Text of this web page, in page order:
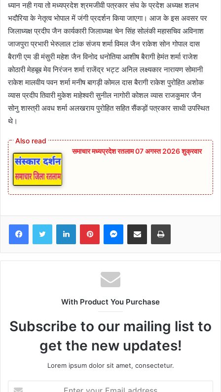
ध्यान नही गया तो मध्यप्रदेश श्रमजीवी पत्रकार संघ के प्रदेश अध्यक्ष शलभ
भदौरिया के नेतृत्व भोपाल में जंगी प्रदर्शन किया जाएगा। आज के इस अवसर पर
जिलाध्यक्ष प्रदीप जैन कार्यकारी जिलाध्यक्ष चेन सिंह सोलंकी महासचिव अविनाश
जाजपुरा प्रभारी भेरुलाल टांक संजय शर्मा विमल जैन राकेश सोन गोपाल दास
बैरागी एम डी मंसुरी महेश जैन विनोद धनोतिया आशीष बैरागी हेमंत शर्मा राजेश
कोठारी मेहबूब मेव निरंजन शर्मा राजेंद्र भट्ट अनिल लक्ष्यकार नारायण सोमानी
राकेश मालवीय पवन शर्मा मनीष बागड़ी कोमल दास बैरागी राकेश पुरोहित अशोक
व्यास प्रदीप तिवारी मुकेश माहेश्वरी सुनील नागोरी कोशल व्यास राजकुमार जैन
सोनु शास्त्री अवध शर्मा अलखराय पुरोहित सहित सैंकड़ों पत्रकार साथी उपस्थित
थे।
समाचार मध्यप्रदेश रतलाम 07 अगस्त 2026 शुक्रवार
FacebookTwitter LinkedInPinterestMessenger
Share via Email Print
With Product You Purchase
Subscribe to our mailing list to
get the new updates!
Lorem ipsum dolor sit amet, consectetur.